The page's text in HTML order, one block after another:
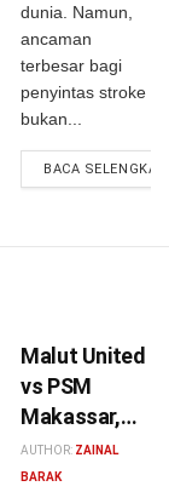
dunia. Namun,
ancaman
terbesar bagi
penyintas stroke
bukan...
BACA
Malut United
vs PSM
Makassar,
Sabtu 7
Maret 2026:
AUTHOR: ZAINAL
BARAK